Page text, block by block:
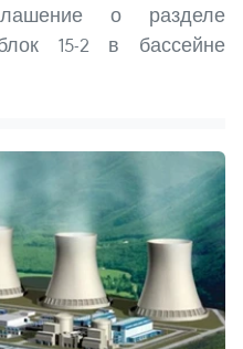
о разделе
15-2 в бассейне